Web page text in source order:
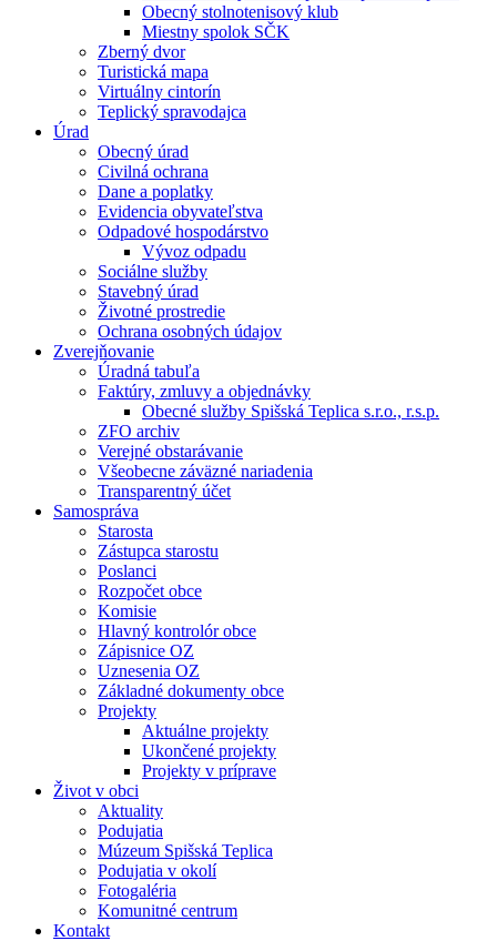
Obecný stolnotenisový klub
Miestny spolok SČK
Zberný dvor
Turistická mapa
Virtuálny cintorín
Teplický spravodajca
Úrad
Obecný úrad
Civilná ochrana
Dane a poplatky
Evidencia obyvateľstva
Odpadové hospodárstvo
Vývoz odpadu
Sociálne služby
Stavebný úrad
Životné prostredie
Ochrana osobných údajov
Zverejňovanie
Úradná tabuľa
Faktúry, zmluvy a objednávky
Obecné služby Spišská Teplica s.r.o., r.s.p.
ZFO archiv
Verejné obstarávanie
Všeobecne záväzné nariadenia
Transparentný účet
Samospráva
Starosta
Zástupca starostu
Poslanci
Rozpočet obce
Komisie
Hlavný kontrolór obce
Zápisnice OZ
Uznesenia OZ
Základné dokumenty obce
Projekty
Aktuálne projekty
Ukončené projekty
Projekty v príprave
Život v obci
Aktuality
Podujatia
Múzeum Spišská Teplica
Podujatia v okolí
Fotogaléria
Komunitné centrum
Kontakt